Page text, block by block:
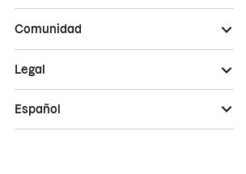
Comunidad
Legal
Español